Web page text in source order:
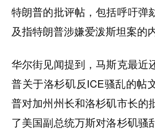
特朗普的批评帖，包括呼吁弹
及指特朗普涉嫌爱泼斯坦案的内
华尔街见闻提到，马斯克最近
普关于洛杉矶反ICE骚乱的帖
普对加州州长和洛杉矶市长的
了美国副总统万斯对洛杉矶骚